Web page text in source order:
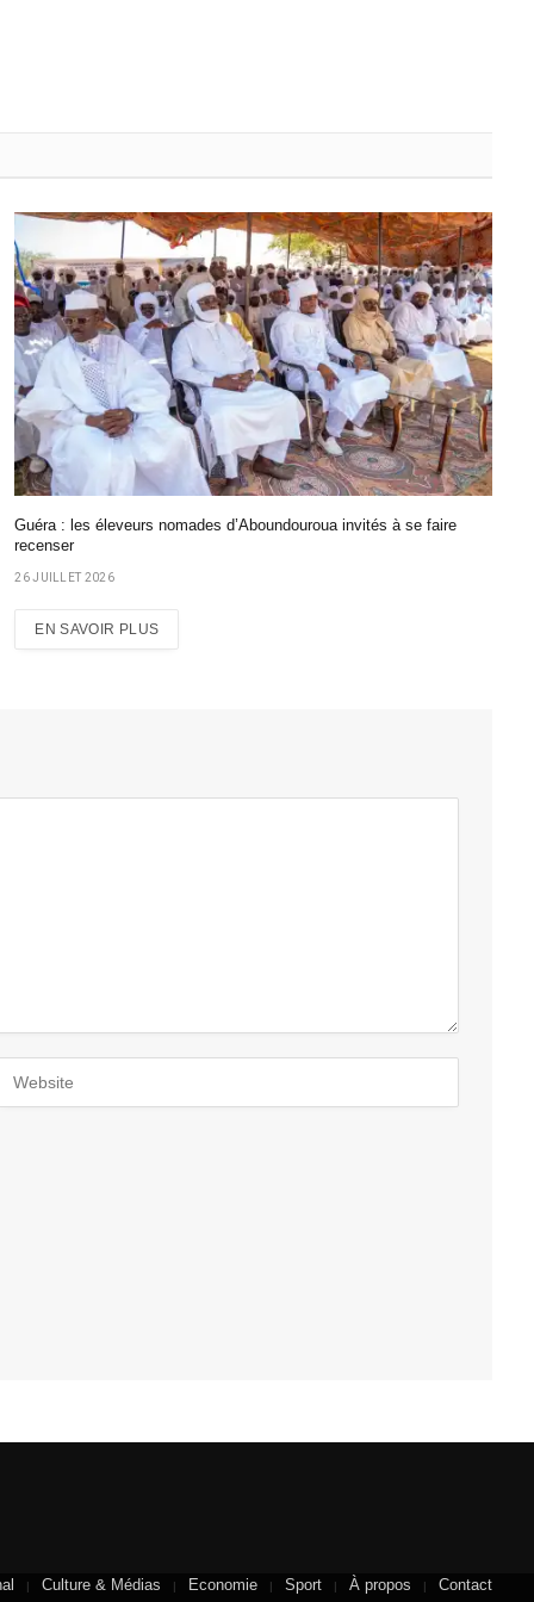
Guéra : les éleveurs nomades d’Aboundouroua invités à se faire
recenser
26 JUILLET 2026
EN SAVOIR PLUS
Culture & Médias Economie Sport À propos Contact